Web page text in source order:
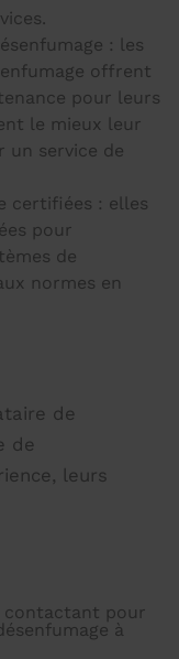
: les
offrent
pour leurs
le mieux leur
un service de
certifiées : elles
pour
de
normes en
de
de
leurs
contactant pour
à